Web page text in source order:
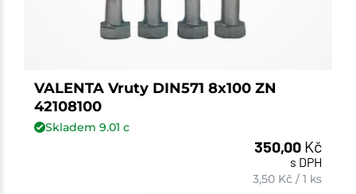
VALENTA Vruty DIN571 8x100 ZN
42108100
Skladem 9.01 c
350,00 Kč
s DPH
3,50 Kč /1 ks